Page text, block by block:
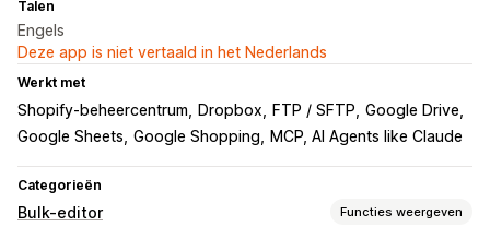
Talen
Engels
Deze app is niet vertaald in het Nederlands
Werkt met
Shopify-beheercentrum Dropbox FTP / SFTP Google Drive
Google Sheets Google Shopping MCP, AI Agents like Claude
Categorieën
Bulk-editor Functies weergeven